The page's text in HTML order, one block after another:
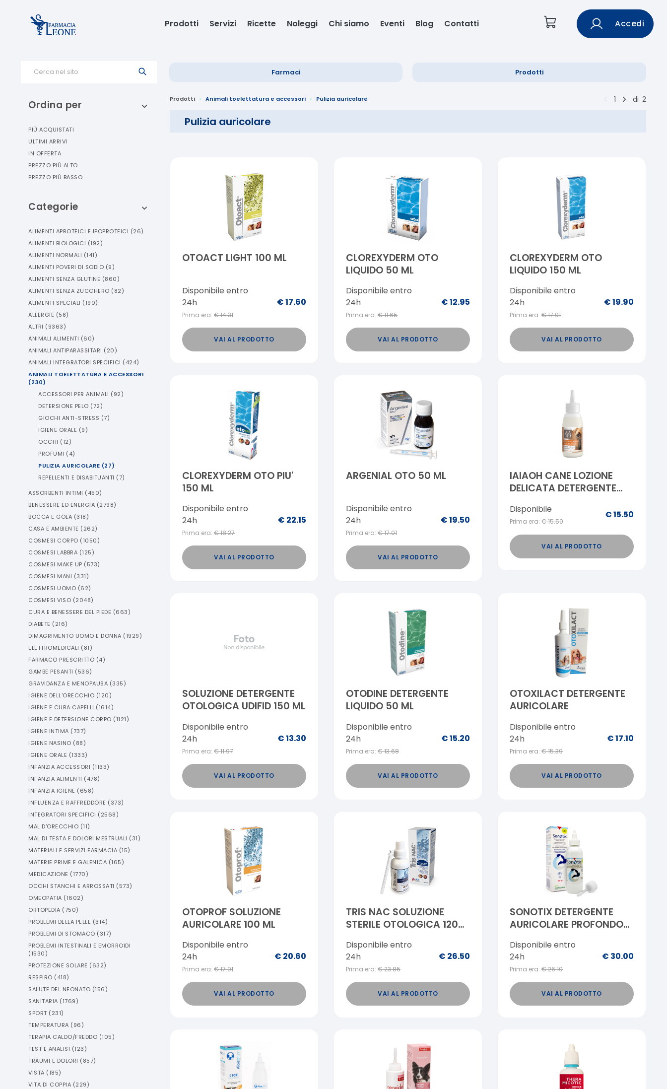
Prodotti Servizi Ricette Noleggi Chi siamo Eventi Blog Contatti Accedi
Cerca nel sito Farmaci Prodotti
Ordina per
PIÙ ACQUISTATI
ULTIMI ARRIVI
IN OFFERTA
PREZZO PIÙ ALTO
PREZZO PIÙ BASSO
Categorie
ALIMENTI APROTEICI E IPOPROTEICI (26)
ALIMENTI BIOLOGICI (192)
ALIMENTI NORMALI (141)
ALIMENTI POVERI DI SODIO (9)
ALIMENTI SENZA GLUTINE (860)
ALIMENTI SENZA ZUCCHERO (82)
ALIMENTI SPECIALI (190)
ALLERGIE (58)
ALTRI (9363)
ANIMALI ALIMENTI (60)
ANIMALI ANTIPARASSITARI (20)
ANIMALI INTEGRATORI SPECIFICI (424)
ANIMALI TOELETTATURA E ACCESSORI
(230)
ACCESSORI PER ANIMALI (92)
DETERSIONE PELO (72)
GIOCHI ANTI-STRESS (7)
IGIENE ORALE (9)
OCCHI (12)
PROFUMI (4)
PULIZIA AURICOLARE (27)
REPELLENTI E DISABITUANTI (7)
ASSORBENTI INTIMI (450)
BENESSERE ED ENERGIA (2798)
BOCCA E GOLA (318)
CASA E AMBIENTE (262)
COSMESI CORPO (1050)
COSMESI LABBRA (125)
COSMESI MAKE UP (573)
COSMESI MANI (331)
COSMESI UOMO (62)
COSMESI VISO (2048)
CURA E BENESSERE DEL PIEDE (663)
DIABETE (216)
DIMAGRIMENTO UOMO E DONNA (1929)
ELETTROMEDICALI (81)
FARMACO PRESCRITTO (4)
GAMBE PESANTI (536)
GRAVIDANZA E MENOPAUSA (335)
IGIENE DELL'ORECCHIO (120)
IGIENE E CURA CAPELLI (1614)
IGIENE E DETERSIONE CORPO (1121)
IGIENE INTIMA (737)
IGIENE NASINO (88)
IGIENE ORALE (1333)
INFANZIA ACCESSORI (1133)
INFANZIA ALIMENTI (478)
INFANZIA IGIENE (658)
INFLUENZA E RAFFREDDORE (373)
INTEGRATORI SPECIFICI (2568)
MAL D'ORECCHIO (11)
MAL DI TESTA E DOLORI MESTRUALI (31)
MATERIALI E SERVIZI FARMACIA (15)
MATERIE PRIME E GALENICA (165)
MEDICAZIONE (1770)
OCCHI STANCHI E ARROSSATI (573)
OMEOPATIA (1602)
ORTOPEDIA (750)
PROBLEMI DELLA PELLE (314)
PROBLEMI DI STOMACO (317)
PROBLEMI INTESTINALI E EMORROIDI
(1530)
PROTEZIONE SOLARE (632)
RESPIRO (418)
SALUTE DEL NEONATO (156)
SANITARIA (1769)
SPORT (231)
TEMPERATURA (96)
TERAPIA CALDO/FREDDO (105)
TEST E ANALISI (123)
TRAUMI E DOLORI (857)
VISTA (185)
VITA DI COPPIA (229)
Prodotti Animali toelettatura e accessori Pulizia auricolare 1 di 2
Pulizia auricolare
OTOACT LIGHT 100 ML
Disponibile entro
24h
Prima era: €14.31
€17.60
VAI AL PRODOTTO
CLOREXYDERM OTO
LIQUIDO 50 ML
Disponibile entro
24h
Prima era: €11.65
€12.95
VAI AL PRODOTTO
CLOREXYDERM OTO
LIQUIDO 150 ML
Disponibile entro
24h
Prima era: €17.91
€19.90
VAI AL PRODOTTO
CLOREXYDERM OTO PIU'
150 ML
Disponibile entro
24h
Prima era: €18.27
€ 22.15
VAI AL PRODOTTO
ARGENIAL OTO 50 ML
Disponibile entro
24h
Prima era: €17.01
€19.50
VAI AL PRODOTTO
IAIAOH CANE LOZIONE
DELICATA DETERGENTE
Disponibile
Prima era: €15.50
€15.50
VAI AL PRODOTTO
SOLUZIONE DETERGENTE
OTOLOGICA UDIFID 150 ML
Disponibile entro
24h
Prima era: €11.97
€13.30
VAI AL PRODOTTO
OTODINE DETERGENTE
LIQUIDO 50 ML
Disponibile entro
24h
Prima era: €13.68
€15.20
VAI AL PRODOTTO
OTOXILACT DETERGENTE
AURICOLARE
Disponibile entro
24h
Prima era: €15.39
€17.10
VAI AL PRODOTTO
OTOPROF SOLUZIONE
AURICOLARE 100 ML
Disponibile entro
24h
Prima era: €17.01
€ 20.60
VAI AL PRODOTTO
TRIS NAC SOLUZIONE
STERILE OTOLOGICA 120
Disponibile entro
24h
Prima era: €23.85
€ 26.50
VAI AL PRODOTTO
SONOTIX DETERGENTE
AURICOLARE PROFONDO
CANNULA CORTA RIGIDA
+ CANNULA LUNGA
FLESSIBILE
Disponibile entro
24h
Prima era: €26.10
€ 30.00
VAI AL PRODOTTO